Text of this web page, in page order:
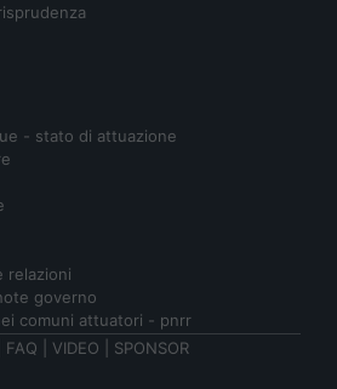
- stato di attuazione
relazioni
governo
comuni attuatori - pnrr
FAQ VIDEO SPONSOR